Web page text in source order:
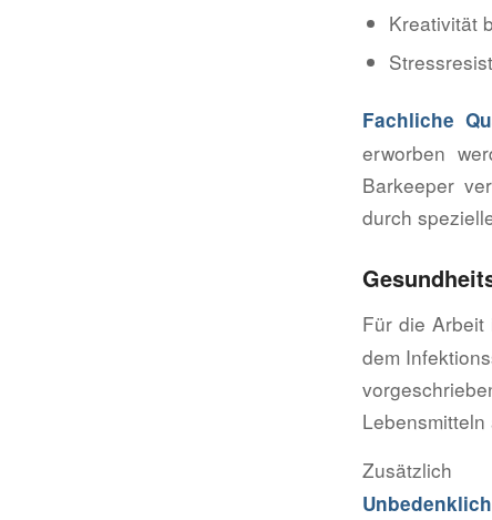
Kreativität
Fachliche
erworben
Barkeeper
durch
Für die Arbeit
dem
Lebensmitteln